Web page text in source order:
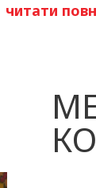
читати